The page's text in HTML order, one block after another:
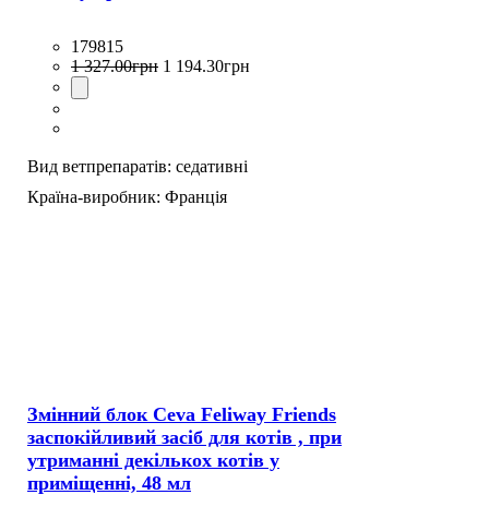
179815
1 327.00грн 1 194.30грн
Вид ветпрепаратів: седативні
Країна-виробник: Франція
Змінний блок Ceva Feliway Friends
заспокійливий засіб для котів , при
утриманні декількох котів у
приміщенні, 48 мл